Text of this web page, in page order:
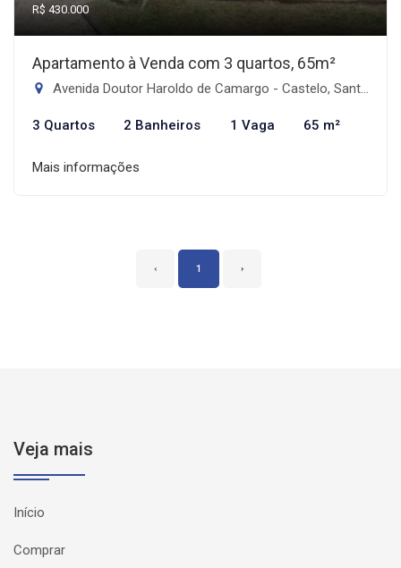
R$ 430.000
Apartamento à Venda com 3 quartos, 65m²
Avenida Doutor Haroldo de Camargo - Castelo, Santos-SP
3 Quartos 2 Banheiros 1 Vaga 65 m²
Mais informações
‹ 1 ›
Veja mais
Início
Comprar